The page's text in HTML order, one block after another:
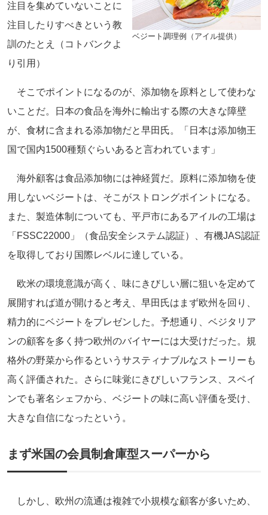
ベジート調理例（アイル提供）
注目を集めていないことに
注目したりすべきという教
訓のたとえ（コトバンクよ
り引用）
そこでポイントになるのが、添加物を原料として使わな
いことだ。日本の食品を海外に輸出する際の大きな障壁
が、食材に含まれる添加物だと早田氏。「日本は添加物王
国で国内1500種類ぐらいあると言われています」
海外顧客は食品添加物には神経質だ。原料に添加物を使
用しないベジートは、そこがストロングポイントになる。
また、製造体制についても、平戸市にあるアイルの工場は
「FSSC22000」（食品安全システム認証）、有機JAS認証
を取得しており国際レベルに達している。
欧米の環境意識が高く、味にきびしい層に狙いを定めて
展開すれば道が開けると考え、早田氏はまず欧州を回り、
精力的にベジートをプレゼンした。予想通り、ベジタリア
ンの顧客を多く持つ欧州のバイヤーには大受けだった。規
格外の野菜から作るというサスティナブルなストーリーも
高く評価された。さらに味覚にきびしいフランス、スペイ
ンでも著名シェフから、ベジートの味に高い評価を受け、
大きな自信になったという。
まず米国の会員制倉庫型スーパーから
しかし、欧州の流通は複雑で小規模な顧客が多いため、